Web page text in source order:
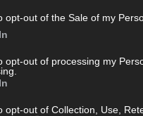
opt-out of the Sale of my
opt-out of processing my
opt-out of Collection, Use,
(Vor- und
Kommentar kurz.
Hetze, Spam
.